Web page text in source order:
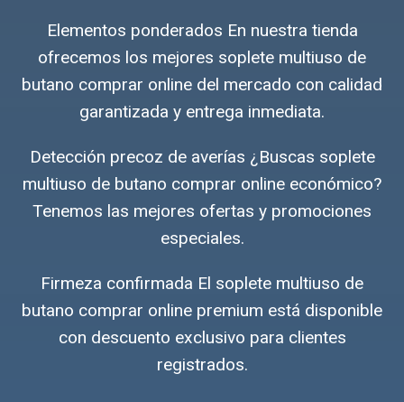
Elementos ponderados En nuestra tienda
ofrecemos los mejores soplete multiuso de
butano comprar online del mercado con calidad
garantizada y entrega inmediata.
Detección precoz de averías ¿Buscas soplete
multiuso de butano comprar online económico?
Tenemos las mejores ofertas y promociones
especiales.
Firmeza confirmada El soplete multiuso de
butano comprar online premium está disponible
con descuento exclusivo para clientes
registrados.